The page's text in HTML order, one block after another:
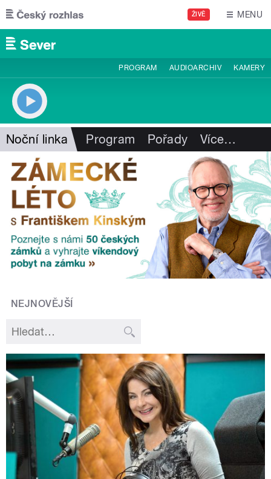
Přejít k hlavnímu obsahu
ŽIVĚ MENU
PROGRAM AUDIOARCHIV KAMERY
Noční linka Program Pořady Více…
NEJNOVĚJŠÍ